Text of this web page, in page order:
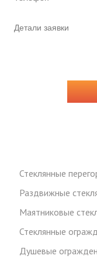
Стеклянные
Раздвижные
Маятниковые
Стеклянные
Душевые